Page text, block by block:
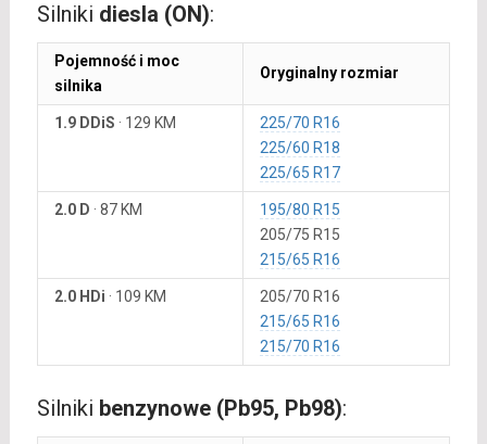
Silniki diesla (ON):
Pojemność i moc
silnika
Oryginalny rozmiar
1.9 DDiS · 129 KM
225/70 R16
225/60 R18
225/65 R17
2.0 D · 87 KM
195/80 R15
205/75 R15
215/65 R16
2.0 HDi · 109 KM
205/70 R16
215/65 R16
215/70 R16
Silniki benzynowe (Pb95, Pb98):